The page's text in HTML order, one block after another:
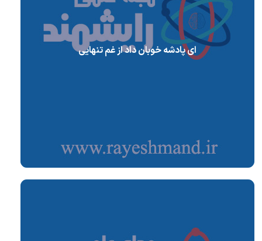
ای پادشه خوبان داد از غم تنهایی